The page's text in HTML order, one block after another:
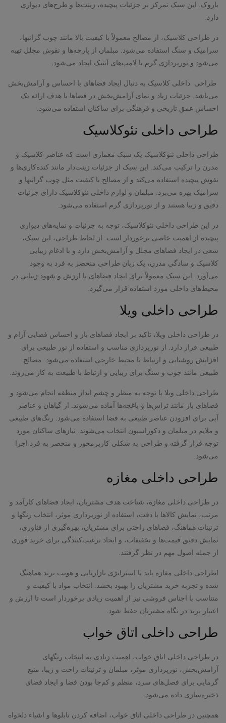
باروک. این سبک تمرکز بر جزئیات پیچیده، زینت‌ها و طرح‌های دیواری
دارد.
در طراحی کلاسیک، از مصالح معمولاً با کیفیت بالا مانند چوب گرانبها،
سرامیک و سنگ استفاده می‌شود. مبلمان از پارچه‌ها و نقوش مجلل تهیه
می‌شود و نورپردازی گرم با لامپ‌های آنتیک ایجاد می‌شود.
طراحی داخلی کلاسیک به دنبال ایجاد فضاهای با احساس و آرامش‌بخش
می‌باشد. جزئیات زیاد و نمای آرامش‌بخش در فضاها با هدف ارائه یک
احساس عمق تاریخی و فرهنگی برای ساکنان استفاده می‌شود.
طراحی داخلی نئوکلاسیک
طراحی داخلی نئوکلاسیک یک سبک معماری است که عناصر کلاسیک و
مدرن را ترکیب می‌کند. این سبک از جزئیات زینت‌دار مانند کنده‌کاری‌ها و
نقوش پیچیده استفاده می‌کند و از مصالح با کیفیت مثل چوب گرانبها و
سرامیک بهره می‌برد. مبلمان و لوازم داخلی نئوکلاسیک دارای جزئیات
دقیق و زیبا هستند و از نورپردازی گرم استفاده می‌شود.
در این طراحی داخلی نئوکلاسیک، توجه به جزئیات و نمایه‌های دیواری
پیچیده از اهمیت خاصی برخوردار است. از لحاظ طراحی، این سبک،
سعی در ایجاد فضاهای مجلل و آرامش‌بخش دارد و با ادغام زیبایی
کلاسیک و سادگی مدرن، یک زبان طراحی منحصر به فرد به وجود
می‌آورد. این سبک معمولاً برای ایجاد فضاهای با ارزش و شهود زیبایی در
محیط‌های داخلی مورد استفاده قرار می‌گیرد.
طراحی داخلی ویلا
در طراحی داخلی ویلا، تاکید بر ایجاد فضاهای باز و احساس فضایی آرام و
طبیعی قرار دارد. از نورپردازی مناسب و استفاده از نور طبیعی برای
افزایش روشنایی و ارتباط با محیط خارجی استفاده می‌شود. مصالح
طبیعی مانند چوب و سنگ برای زیبایی و ارتباط با طبیعت به کار می‌روند.
طراحی داخلی ویلا با توجه به منظر و چشم انداز منطقه انجام می‌شود و
فضاهای باز مانند تراس‌ها و باغچه‌ها آماده می‌شوند. از گیاهان و عناصر
آبی برای افزودن عناصر طبیعی به فضا استفاده می‌شود. رنگ‌های طبیعی
و ملایم در مبلمان و دکوراسیون انتخاب می‌شوند. نیازهای ساکنان مورد
توجه قرار گرفته و طراحی به شکلی کاربرمحور و منحصر به فرد اجرا
می‌شود.
طراحی داخلی مغازه
در طراحی داخلی مغازه، شناخت هدف مشتریان، ایجاد فضاهای کارآمد و
مرتب، نمایش کالاها با دقت، استفاده از نورپردازی موثر، انتخاب رنگها و
تزئینات هماهنگ، فضاهای راحتی برای مشتریان، بهره‌گیری از فناوری،
نمایش دقیق قیمت‌ها و تخفیفات، و ایجاد ترغیب‌کنندگی برای خرید فوری
از جمله اصول مهم در نظر گرفتند.
اطراحی داخلی مغازه باید با استراتژی بازاریابی و هویت برند هماهنگ
شده و تجربه خرید مشتریان را بهبود بخشد. انتخاب مواد با کیفیت و
متناسب با اجناس فروشی نیز از اهمیت زیادی برخوردار است تا ارزش و
اعتبار برند در نگاه مشتریان حفظ شود.
طراحی داخلی اتاق خواب
در طراحی داخلی اتاق خواب، اهمیت زیادی به انتخاب رنگهای
آرامش‌بخش، نورپردازی موثر، مبلمان و تزئینات راحت و زیبا، منبع
گرمایی برای فصل‌های سرد، منظم و کم‌جا بودن فضا و ایجاد فضای
ذخیره‌سازی داده می‌شود.
همچنین در طراحی داخلی اتاق خواب، اضافه کردن تابلوها و اشیاء دلخواه